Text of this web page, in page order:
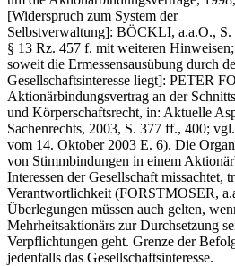
[Widerspruch zum System der
Selbstverwaltung]: BÖCKLI, a.a.O.,
§ 13 Rz. 457 f. mit weiteren
soweit die Ermessensausübung durch
Gesellschaftsinteresse liegt]: PETER
Aktionärbindungsvertrag an der
und Körperschaftsrecht, in: Aktuelle
Sachenrechts, 2003, S. 377 ff., 400;
vom 14. Oktober 2003 E. 6). Die
von Stimmbindungen in einem
Interessen der Gesellschaft missachtet,
Verantwortlichkeit (FORSTMOSER,
Überlegungen müssen auch gelten,
Mehrheitsaktionärs zur Durchsetzung
Verpflichtungen geht. Grenze der
jedenfalls das Gesellschaftsinteresse.